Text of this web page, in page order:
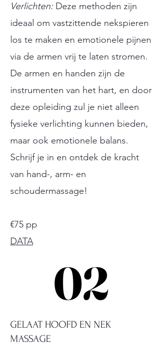
Verlichten: Deze methoden zijn
ideaal om vastzittende nekspieren
los te maken en emotionele pijnen
via de armen vrij te laten stromen.​
De armen en handen zijn de
instrumenten van het hart, en door
deze opleiding zul je niet alleen
fysieke verlichting kunnen bieden,
maar ook emotionele balans.
Schrijf je in en ontdek de kracht
van hand-, arm- en
schoudermassage!
€75 pp
DATA
02
02
GELAAT HOOFD EN NEK
MASSAGE